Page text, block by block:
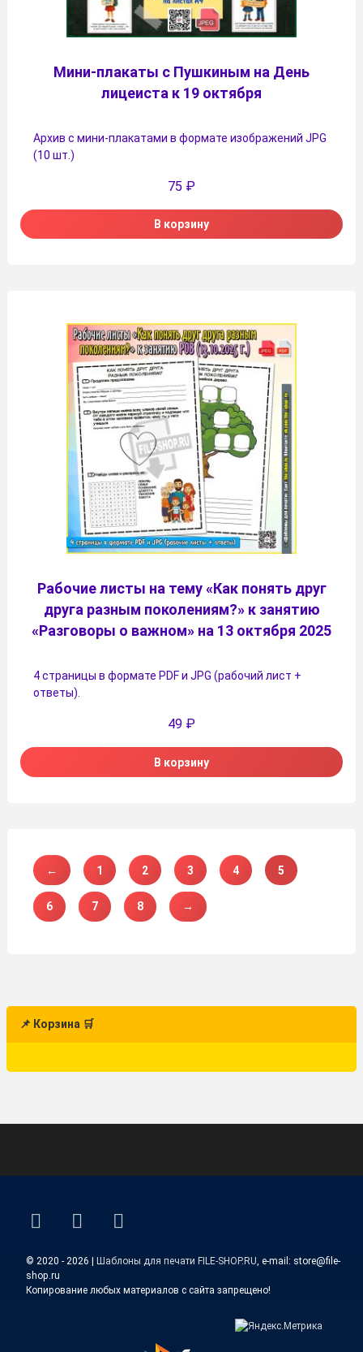
Мини-плакаты с Пушкиным на День
лицеиста к 19 октября
Архив с мини-плакатами в формате изображений JPG
(10 шт.)
75 ₽
В корзину
Рабочие листы на тему «Как понять друг
друга разным поколениям?» к занятию
«Разговоры о важном» на 13 октября 2025
4 страницы в формате PDF и JPG (рабочий лист +
ответы).
49 ₽
В корзину
← 1 2 3 4 5
6 7 8 →
📌 Корзина 🛒
ВКонтакте
YouTube
E-mail
© 2020 - 2026 | Шаблоны для печати FILE-SHOP.RU , e-mail: store@file-
shop.ru
Копирование любых материалов с сайта запрещено!